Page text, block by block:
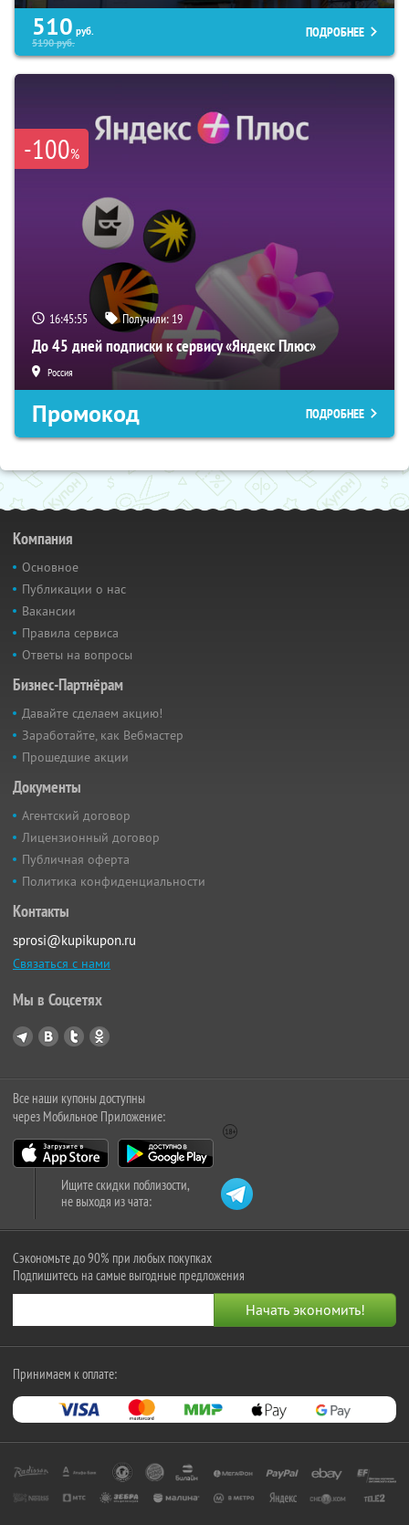
510 руб.
5190руб.
ПОДРОБНЕЕ
-100%
16:45:54 Получили: 19
До 45 дней подписки к сервису «Яндекс Плюс»
Россия
Промокод ПОДРОБНЕЕ
Компания
Основное
Публикации о нас
Вакансии
Правила сервиса
Ответы на вопросы
Бизнес-Партнёрам
Давайте сделаем акцию!
Заработайте, как Вебмастер
Прошедшие акции
Документы
Агентский договор
Лицензионный договор
Публичная оферта
Политика конфиденциальности
Контакты
sprosi@kupikupon.ru
Связаться с нами
Мы в Соцсетях
Все наши купоны доступны
через Мобильное Приложение:
Ищите скидки поблизости,
не выходя из чата:
Сэкономьте до 90% при любых покупках
Подпишитесь на самые выгодные предложения
Принимаем к оплате: